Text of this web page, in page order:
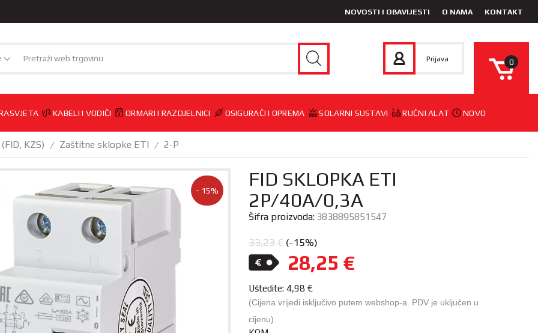
NOVOSTI I OBAVIJESTI O NAMA KONTAKT
Prijava 0
KABELI I VODIČI ORMARI I RAZDJELNICI OSIGURAČI I OPREMA SOLARNI SUSTAVI RUČNI ALAT NOVO
KZS) / Zaštitne sklopke ETI / 2-P
- 15%
FID SKLOPKA ETI
2P/40A/0,3A
Šifra proizvoda: 3838895851547
33,23€ (-15%)
28,25 €
Uštedite: 4,98 €
(Cijena vrijedi isključivo putem webshop-a. PDV je uključen u
cijenu)